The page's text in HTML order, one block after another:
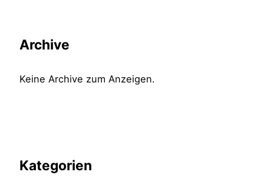
Archive
Keine Archive zum Anzeigen.
Kategorien